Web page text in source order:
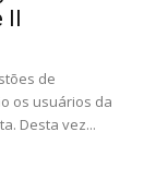
II
de
os usuários da
Desta vez...